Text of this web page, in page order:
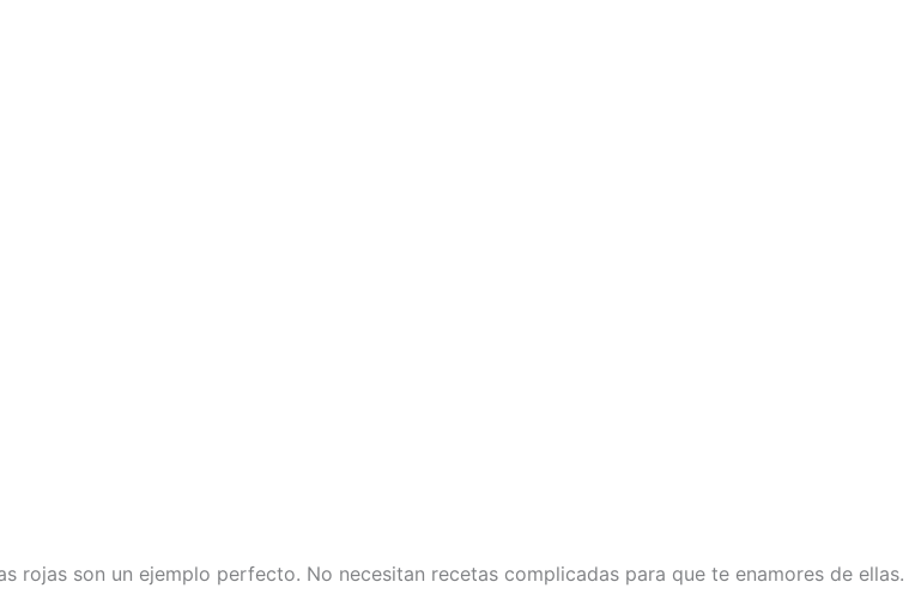
rojas son un ejemplo perfecto. No necesitan recetas complicadas para que te enamores de ellas.